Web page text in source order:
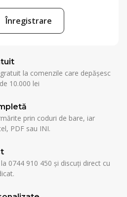
Înregistrare
la comenzile care depășesc
10.000 lei
prin coduri de bare, iar
PDF sau INI.
0744 910 450 și discuți direct cu